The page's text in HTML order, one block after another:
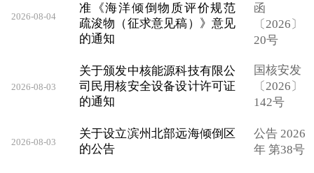
2026-08-04
准《海洋倾倒物质评价规范
疏浚物（征求意见稿）》意见
的通知
函
〔2026〕
20号
2026-08-03
关于颁发中核能源科技有限公
司民用核安全设备设计许可证
的通知
国核安发
〔2026〕
142号
2026-08-03
关于设立滨州北部远海倾倒区
的公告
公告 2026
年 第38号